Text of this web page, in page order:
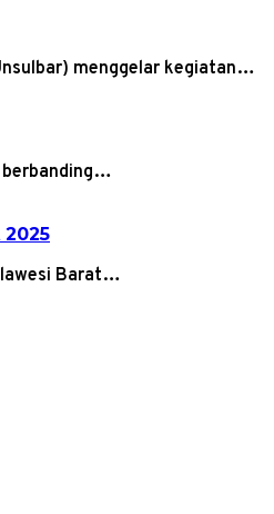
menggelar kegiatan…
berbanding…
Barat…